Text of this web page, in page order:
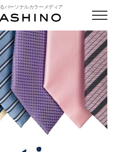
パーソナルカラーメディア